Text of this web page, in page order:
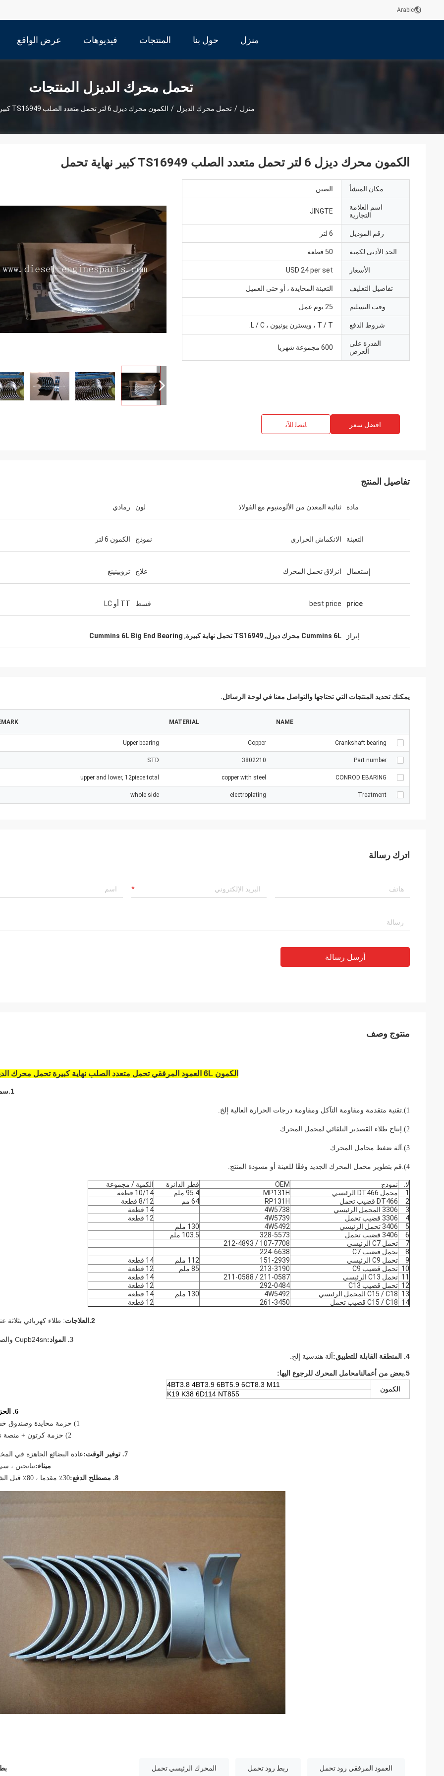
Arabic
منزل حول بنا المنتجات فيديوهات عرض الواقع
الافتراضي
تحمل محرك الديزل المنتجات
منزل / تحمل محرك الديزل / الكمون محرك ديزل 6 لتر تحمل متعدد الصلب TS16949 كبير نهاية تحمل
الكمون محرك ديزل 6 لتر تحمل متعدد الصلب TS16949 كبير نهاية تحمل
مكان المنشأ الصين
اسم العلامة
التجارية
JINGTE
رقم الموديل 6 لتر
الحد الأدنى لكمية 50 قطعة
الأسعار USD 24 per set
تفاصيل التغليف التعبئة المحايدة ، أو حتى العميل
وقت التسليم 25 يوم عمل
شروط الدفع T / T ، ويسترن يونيون ، L / C.
القدرة على
العرض
600 مجموعة شهريا
افضل سعر ﺎﺘﺼﻟ ﺍﻶﻧ
تفاصيل المنتج
مادة ثنائية المعدن من الألومنيوم مع الفولاذ لون رمادي
التعبئة الانكماش الحراري نموذج الكمون 6 لتر
إستعمال انزلاق تحمل المحرك علاج تروبينينغ
price
best price قسط TT أو LC
إبراز Cummins 6L محرك ديزل ,TS16949 تحمل نهاية كبيرة ,
Cummins 6L Big End Bearing
يمكنك تحديد المنتجات التي تحتاجها والتواصل معنا في لوحة الرسائل.
NAME
MATERIAL
Crankshaft bearing
Copper
Upper bearing
Part number
3802210
STD
CONROD EBARING
copper with steel
upper and lower, 12piece total
Treatment
electroplating
whole side
اترك رسالة
أرسل رسالة
منتوج وصف
الكمون 6L العمود المرفقي تحمل متعدد الصلب نهاية كبيرة تحمل محرك الديزل
1
1)
.تقنية متقدمة ومقاومة التآكل ومقاومة درجات الحرارة العالية إلخ.
2). إنتاج طلاء القصدير التلقائي لمحمل المحرك
3).آلة ضغط محامل المحرك
4).قم بتطوير محمل المحرك الجديد وفقًا للعينة أو مسودة المنتج.
لا. نموذج OEM قطر الدائرة
الكمية / مجموعة
1
محمل DT466 الرئيسي MP131H 95.4 ملم
10/14 قطعة
2
DT466 قضيب تحمل RP131H 64 مم
8/12 قطعة
3
3306 المحمل الرئيسي 4W5738
14 قطعة
4
3306 قضيب تحمل 4W5739
12 قطعة
5
3406 تحمل الرئيسي 4W5492
130 ملم
6
3406 قضيب تحمل 328-5573
103.5 ملم
7
تحمل C7 الرئيسي
107-7708 / 212-4893
8
تحمل قضيب C7
224-6638
9
تحمل C9 الرئيسي 151-2939 112 ملم
14 قطعة
10 تحمل قضيب C9 213-3190 85 ملم
12 قطعة
11 تحمل C13 الرئيسي 211-0587 / 211-0588
14 قطعة
12 تحمل قضيب C13 292-0484
12 قطعة
13 C15 / C18 المحمل الرئيسي 4W5492 130 ملم
14 قطعة
14 C15 / C18 قضيب تحمل 261-3450 12 قطعة
2. العلاجات: طلاء كهربائي بثلاثة
3. المواد: Cupb24sn والصلب
4. المنطقة القابلة للتطبيق: آلة هندسية إلخ.
5.بعض من أعمالنامحامل المحرك للرجوع اليها:
الكمون
4BT3.8 4BT3.9 6BT5.9 6CT8.3 M11
K19 K38 6D114 NT855
6. الحزمة:
1) حزمة محايدة وصندوق خشبي
2) حزمة كرتون + منصة نقالة
7. توفير الوقت:
عادة البضائع الجاهزة في
ميناء:تيانجين ،
8. مصطلح الدفع:
30٪ مقدما ، 80٪ قبل الشحن
العمود المرفقي رود تحمل ربط رود تحمل المحرك الرئيسي تحمل